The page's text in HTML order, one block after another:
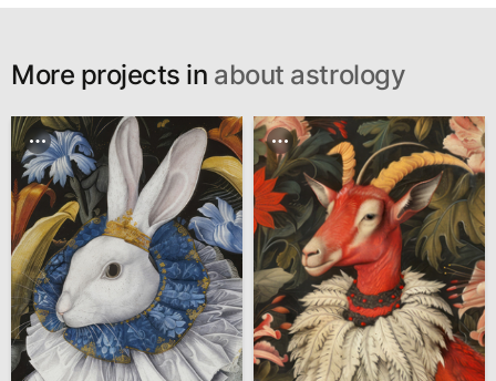
More projects in about astrology